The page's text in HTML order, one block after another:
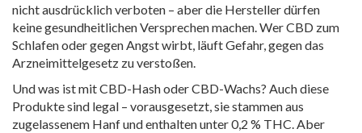
nicht ausdrücklich verboten – aber die Hersteller dürfen
keine gesundheitlichen Versprechen machen. Wer CBD zum
Schlafen oder gegen Angst wirbt, läuft Gefahr, gegen das
Arzneimittelgesetz zu verstoßen.
Und was ist mit CBD-Hash oder CBD-Wachs? Auch diese
Produkte sind legal – vorausgesetzt, sie stammen aus
zugelassenem Hanf und enthalten unter 0,2 % THC. Aber